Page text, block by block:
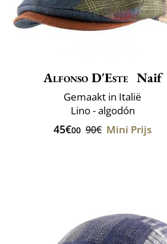
Alfonso D'Este Naif
Gemaakt in Italië
Lino - algodón
45€00 90€ Mini Prijs